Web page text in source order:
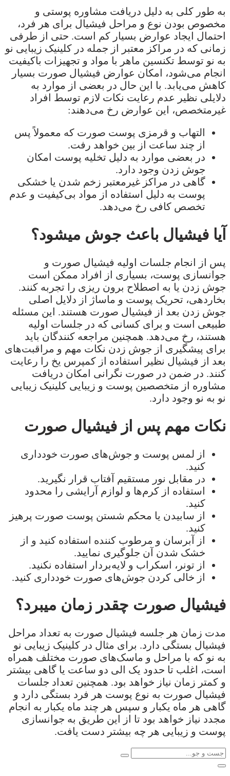
به طور کلی به دلیل دریافت مشاوره پوستی و
مخصوص بودن نوع و مراحل فیشیال برای هر فرد،
احتمال ایجاد عوارض بسیار کم است. حتی از طرفی
زمانی که در مراکز معتبر از جمله در کلینیک زیبایی نو
به نو توسط تکنسین ماهر با مواد و تجهیزات باکیفیت
انجام می‌شود، امکان عوارض فیشیال صورت بسیار
کاهش می‌یابد. با این حال در بعضی از موارد به
دلایلی نظیر عدم رعایت نکات لازم توسط افراد
غیرمتخصص، این عوارض رخ می‌دهند:
التهاب و قرمزی پوست صورت که معمولاً پس
از چند ساعت از بین خواهد رفت.
در بعضی موارد به دلیل تخلیه پوست امکان
جوش زدن وجود دارد.
گاهی در مراکز غیرمعتبر زخم شدن یا خشکی
پوست به دلیل استفاده از مواد بی‌کیفیت و عدم
تخصص کافی رخ می‌دهد.
آیا فیشیال باعث جوش میشود؟
پس از انجام جلسات اولیه فیشیال صورت و
جوانسازی پوست، بسیاری از افراد ممکن است
جوش زدن یا به اصطلاح برون ریزی را تجربه کنند.
بخاردهی، تحریک پوست و ماساژ از دلایل اصلی
جوش زدن بعد از فیشیال صورت هستند. این مسئله
طبیعی است و برای کسانی که در جلسات اولیه
هستند، رخ می‌دهد. همچنین مراجعه کنندگان باید
برای پیشگیری از جوش زدن نکات مهم و مراقبت‌های
بعد از فیشیال نظیر استفاده از کمپرس یخ را رعایت
کنند. در ضمن در صورت نگرانی امکان دریافت
مشاوره از متخصصین پوست و زیبایی کلینیک زیبایی
نو به نو وجود دارد.
نکات مهم پس از فیشیال صورت
از لمس پوست و جوش‌های صورت خودداری
کنید.
در مقابل نور مستقیم آفتاب قرار نگیرید.
استفاده از کرم‌ها و لوازم آرایشی را محدود
کنید.
از سابیدن یا محکم شستن پوست صورت پرهیز
کنید.
از آبرسان و مرطوب کننده استفاده کنید و از
خشک شدن آن جلوگیری نمایید.
از تونر، اسکراب و لایه‌بردار استفاده نکنید.
از خالی کردن جوش‌های صورت خودداری کنید.
فیشیال صورت چقدر زمان میبرد؟
مدت زمان هر جلسه فیشیال صورت به تعداد مراحل
فیشیال بستگی دارد. برای مثال در کلینیک زیبایی نو
به نو که با مراحل و ماسک‌های صورت مختلف همراه
است، اغلب تا حدود یک الی دو ساعت یا گاهی بیشتر
و کمتر زمان نیاز خواهد بود. همچنین تعداد جلسات
فیشیال صورت به نوع پوست هر فرد بستگی دارد و
گاهی هر ماه یکبار و سپس هر چند ماه یکبار به انجام
مجدد نیاز خواهد بود تا از این طریق به جوانسازی
پوست و زیبایی هر چه بیشتر دست یافت.